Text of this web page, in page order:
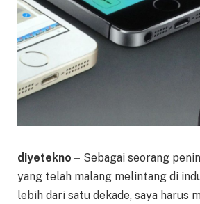
diyetekno – Sebagai seorang
yang telah malang melintang di
lebih dari satu dekade, saya harus